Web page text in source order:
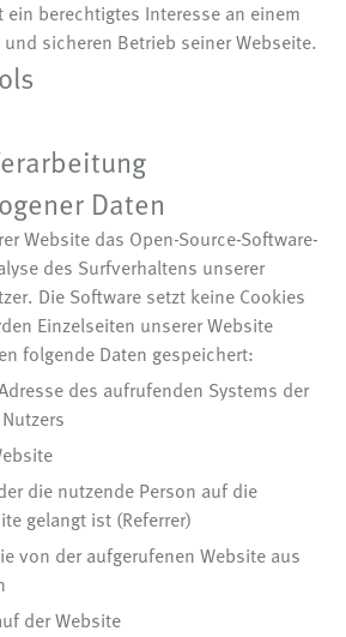
berechtigtes Interesse an einem
sicheren Betrieb seiner Webseite.
Daten
Website das Open-Source-Software-
des Surfverhaltens unserer
Die Software setzt keine Cookies
Einzelseiten unserer Website
folgende Daten gespeichert:
des aufrufenden Systems der
die nutzende Person auf die
gelangt ist (Referrer)
von der aufgerufenen Website aus
der Website